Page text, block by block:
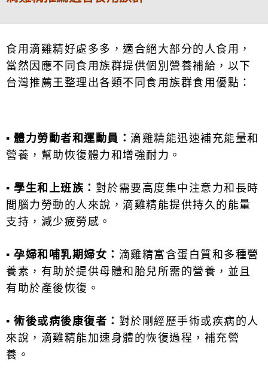
食用滴雞精好處多多，適合絕大部分的人食用，
當然因應不同食用族群提供個別營養補給，以下
台灣推薦王整理出各類不同食用族群食用優點：
▪ 體力勞動者和運動員： 滴雞精能迅速補充能量和
營養，幫助恢復體力和增強耐力。
▪ 學生和上班族： 對於需要高度集中注意力和長時
間腦力勞動的人來說，滴雞精能提供持久的能量
支持，減少疲勞感。
▪ 孕婦和哺乳期婦女： 滴雞精富含蛋白質和多種營
養素，有助於提供母體和胎兒所需的營養，並且
有助於產後恢復。
▪ 術後或病後康復者： 對於剛經歷手術或疾病的人
來說，滴雞精能加速身體的恢復過程，補充營
養。